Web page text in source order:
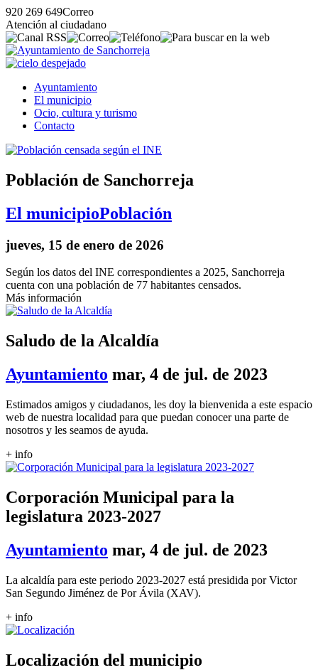
920 269 649Correo
Atención al ciudadano
Ayuntamiento
El municipio
Ocio, cultura y turismo
Contacto
Población de Sanchorreja
El municipioPoblación
jueves, 15 de enero de 2026
Según los datos del INE correspondientes a 2025, Sanchorreja
cuenta con una población de 77 habitantes censados.
Más información
Saludo de la Alcaldía
Ayuntamiento mar, 4 de jul. de 2023
Estimados amigos y ciudadanos, les doy la bienvenida a este espacio
web de nuestra localidad para que puedan conocer una parte de
nosotros y les seamos de ayuda.
+ info
Corporación Municipal para la
legislatura 2023-2027
Ayuntamiento mar, 4 de jul. de 2023
La alcaldía para este periodo 2023-2027 está presidida por Victor
San Segundo Jiménez de Por Ávila (XAV).
+ info
Localización del municipio